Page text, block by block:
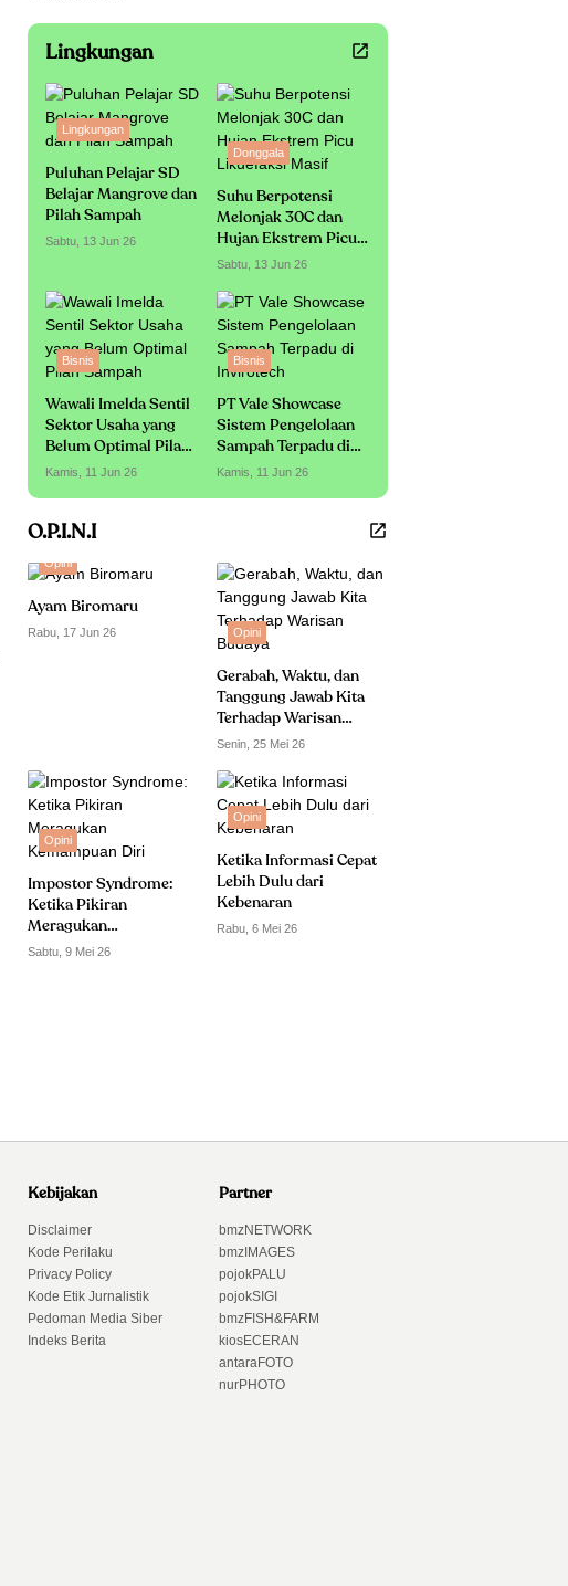
Lingkungan
Lingkungan
Puluhan Pelajar SD
Belajar Mangrove dan
Pilah Sampah
Sabtu, 13 Jun 26
Donggala
Suhu Berpotensi
Melonjak 30C dan
Hujan Ekstrem Picu
Likuefaksi Masif
Sabtu, 13 Jun 26
Bisnis
Wawali Imelda Sentil
Sektor Usaha yang
Belum Optimal Pilah
Sampah
Kamis, 11 Jun 26
Bisnis
PT Vale Showcase
Sistem Pengelolaan
Sampah Terpadu di
Invirotech
Kamis, 11 Jun 26
O.P.I.N.I
Opini
Ayam Biromaru
Rabu, 17 Jun 26 Opini
Gerabah, Waktu, dan
Tanggung Jawab Kita
Terhadap Warisan
Budaya
Senin, 25 Mei 26
Opini
Impostor Syndrome:
Ketika Pikiran
Meragukan
Kemampuan Diri
Sabtu, 9 Mei 26
Opini
Ketika Informasi Cepat
Lebih Dulu dari
Kebenaran
Rabu, 6 Mei 26
Kebijakan
Disclaimer
Kode Perilaku
Privacy Policy
Kode Etik Jurnalistik
Pedoman Media Siber
Indeks Berita
Partner
bmzNETWORK
bmzIMAGES
pojokPALU
pojokSIGI
bmzFISH&FARM
kiosECERAN
antaraFOTO
nurPHOTO